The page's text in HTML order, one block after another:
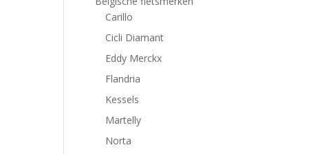
Carillo
Cicli Diamant
Eddy Merckx
Flandria
Kessels
Martelly
Norta